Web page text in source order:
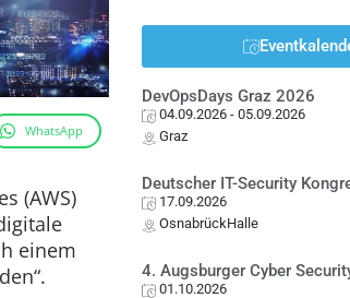
WhatsApp
(AWS)
einem
DevOpsDays Graz 2026
04.09.2026 - 05.09.2026
Graz
Deutscher IT-Security
17.09.2026
OsnabrückHalle
4. Augsburger Cyber
01.10.2026